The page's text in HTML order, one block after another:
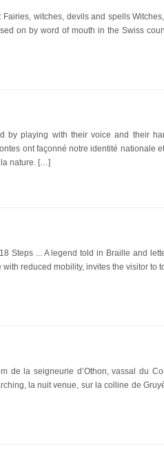
witches, devils and spells
on by word of mouth in the Swiss
by playing with their voice and their
ont façonné notre identité nationale
la nature. […]
Steps ... A legend told in Braille and
reduced mobility, invites the visitor to
de la seigneurie d’Othon, vassal du
la nuit venue, sur la colline de